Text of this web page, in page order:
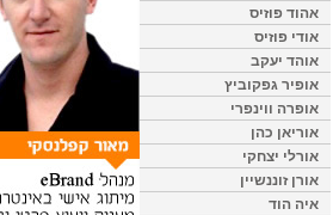
אהוד פוזיס
אודי פוזיס
אוהד יעקב
אופיר גפקוביץ
אופרה ווינפרי
אוריאן כהן
אורלי יצחקי
אורן זוננשיין
איה הוד